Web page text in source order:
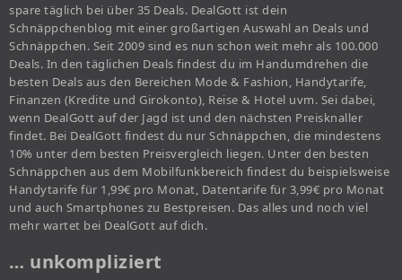
spare täglich bei über 35 Deals. DealGott ist dein
Schnäppchenblog mit einer großartigen Auswahl an Deals und
Schnäppchen. Seit 2009 sind es nun schon weit mehr als 100.000
Deals. In den täglichen Deals findest du im Handumdrehen die
besten Deals aus den Bereichen Mode & Fashion, Handytarife,
Finanzen (Kredite und Girokonto), Reise & Hotel uvm. Sei dabei,
wenn DealGott auf der Jagd ist und den nächsten Preisknaller
findet. Bei DealGott findest du nur Schnäppchen, die mindestens
10% unter dem besten Preisvergleich liegen. Unter den besten
Schnäppchen aus dem Mobilfunkbereich findest du beispielsweise
Handytarife für 1,99€ pro Monat, Datentarife für 3,99€ pro Monat
und auch Smartphones zu Bestpreisen. Das alles und noch viel
mehr wartet bei DealGott auf dich.
… unkompliziert